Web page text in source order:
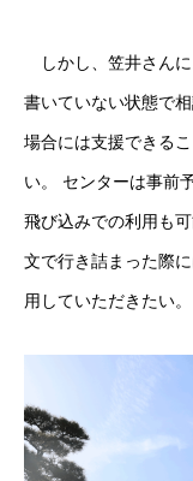
しかし、笠井さんに
書いていない状態で
場合には支援できる
い。 センターは事前
飛び込みでの利用も
文で行き詰まった際
用していただきた